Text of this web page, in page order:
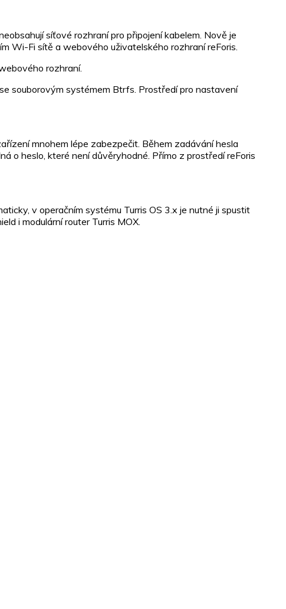
síťové rozhraní pro připojení kabelem. Nově je
Wi-Fi sítě a webového uživatelského rozhraní reForis.
rozhraní.
souborovým systémem Btrfs. Prostředí pro nastavení
mnohem lépe zabezpečit. Během zadávání hesla
o heslo, které není důvěryhodné. Přímo z prostředí reForis
v operačním systému Turris OS 3.x je nutné ji spustit
i modulární router Turris MOX.